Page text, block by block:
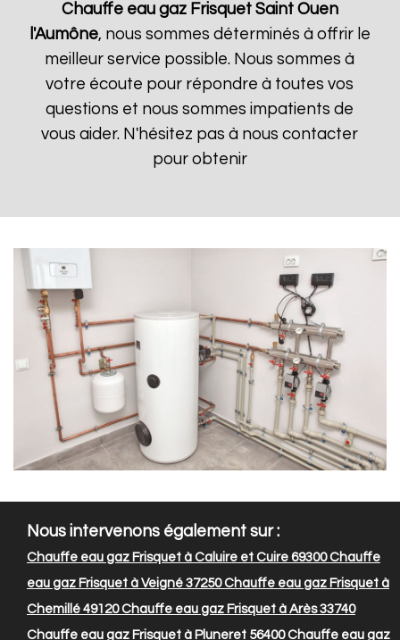
Chauffe eau gaz Frisquet Saint Ouen
l'Aumône, nous sommes déterminés à offrir le
meilleur service possible. Nous sommes à
votre écoute pour répondre à toutes vos
questions et nous sommes impatients de
vous aider. N'hésitez pas à nous contacter
pour obtenir
Nous intervenons également sur :
Chauffe eau gaz Frisquet à Caluire et Cuire 69300Chauffe
eau gaz Frisquet à Veigné 37250Chauffe eau gaz Frisquet à
Chemillé 49120Chauffe eau gaz Frisquet à Arès 33740
Chauffe eau gaz Frisquet à Pluneret 56400Chauffe eau gaz